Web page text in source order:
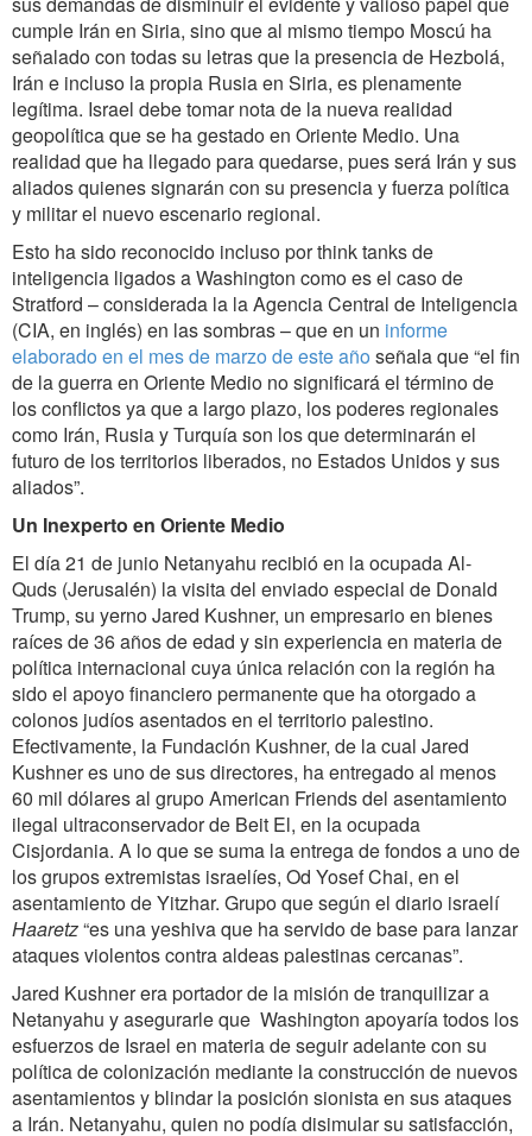
cumple Irán en Siria, sino que al mismo tiempo Moscú ha
señalado con todas su letras que la presencia de Hezbolá,
Irán e incluso la propia Rusia en Siria, es plenamente
legítima. Israel debe tomar nota de la nueva realidad
geopolítica que se ha gestado en Oriente Medio. Una
realidad que ha llegado para quedarse, pues será Irán y sus
aliados quienes signarán con su presencia y fuerza política
y militar el nuevo escenario regional.
Esto ha sido reconocido incluso por think tanks de
inteligencia ligados a Washington como es el caso de
Stratford – considerada la la Agencia Central de Inteligencia
(CIA, en inglés) en las sombras – que en un informe
elaborado en el mes de marzo de este año señala que “el fin
de la guerra en Oriente Medio no significará el término de
los conflictos ya que a largo plazo, los poderes regionales
como Irán, Rusia y Turquía son los que determinarán el
futuro de los territorios liberados, no Estados Unidos y sus
aliados”.
Un Inexperto en Oriente Medio
El día 21 de junio Netanyahu recibió en la ocupada Al-
Quds (Jerusalén) la visita del enviado especial de Donald
Trump, su yerno Jared Kushner, un empresario en bienes
raíces de 36 años de edad y sin experiencia en materia de
política internacional cuya única relación con la región ha
sido el apoyo financiero permanente que ha otorgado a
colonos judíos asentados en el territorio palestino.
Efectivamente, la Fundación Kushner, de la cual Jared
Kushner es uno de sus directores, ha entregado al menos
60 mil dólares al grupo American Friends del asentamiento
ilegal ultraconservador de Beit El, en la ocupada
Cisjordania. A lo que se suma la entrega de fondos a uno de
los grupos extremistas israelíes, Od Yosef Chai, en el
asentamiento de Yitzhar. Grupo que según el diario israelí
Haaretz“es una yeshiva que ha servido de base para lanzar
ataques violentos contra aldeas palestinas cercanas”.
Jared Kushner era portador de la misión de tranquilizar a
Netanyahu y asegurarle que Washington apoyaría todos los
esfuerzos de Israel en materia de seguir adelante con su
política de colonización mediante la construcción de nuevos
asentamientos y blindar la posición sionista en sus ataques
a Irán. Netanyahu, quien no podía disimular su satisfacción,